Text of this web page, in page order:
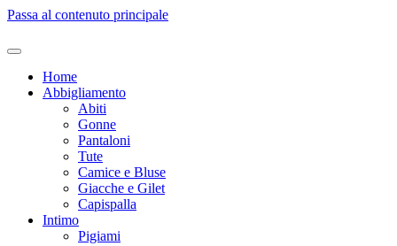
Passa al contenuto principale
Home
Abbigliamento
Abiti
Gonne
Pantaloni
Tute
Camice e Bluse
Giacche e Gilet
Capispalla
Intimo
Pigiami